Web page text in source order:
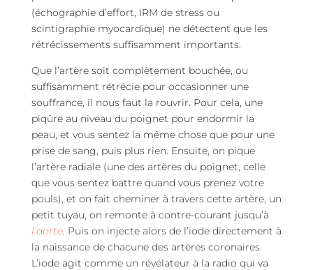
(échographie d’effort, IRM de stress ou
scintigraphie myocardique) ne détectent que les
rétrécissements suffisamment importants.
Que l’artère soit complètement bouchée, ou
suffisamment rétrécie pour occasionner une
souffrance, il nous faut la rouvrir. Pour cela, une
piqûre au niveau du poignet pour endormir la
peau, et vous sentez la même chose que pour une
prise de sang, puis plus rien. Ensuite, on pique
l’artère radiale (une des artères du poignet, celle
que vous sentez battre quand vous prenez votre
pouls), et on fait cheminer à travers cette artère, un
petit tuyau, on remonte à contre-courant jusqu’à
l’aorte. Puis on injecte alors de l’iode directement à
la naissance de chacune des artères coronaires.
L’iode agit comme un révélateur à la radio qui va